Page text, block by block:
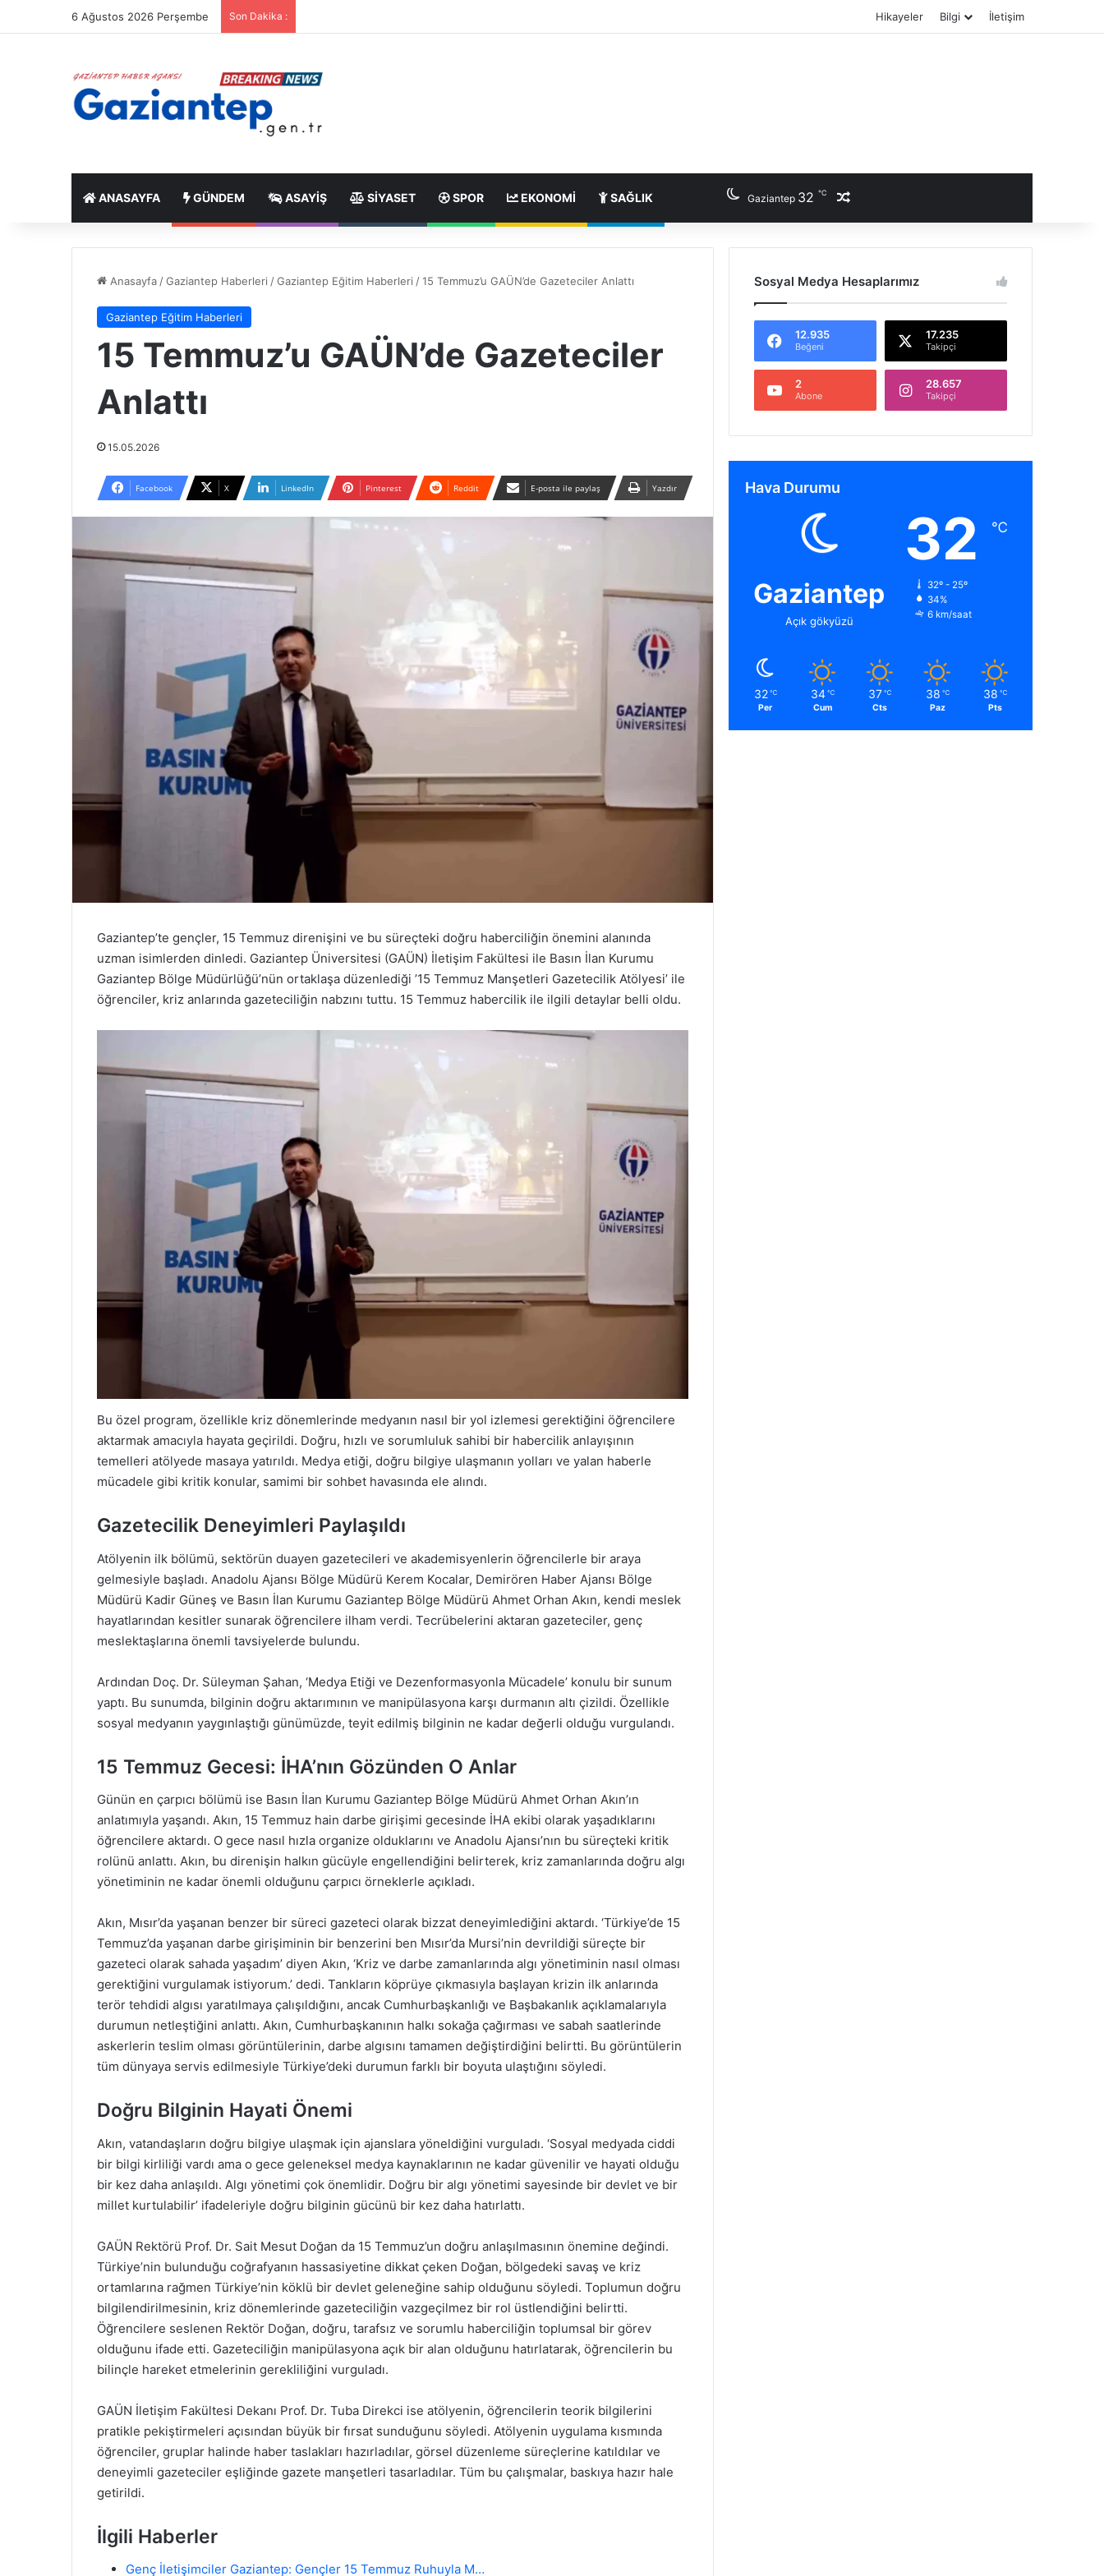
6 Ağustos 2026 Perşembe Son Dakika : Hikayeler Bilgi İletişim
ANASAYFA GÜNDEM ASAYIŞ SIYASET SPOR EKONOMI SAĞLIK Gaziantep 32 ℃
Anasayfa /Gaziantep Haberleri /Gaziantep Eğitim Haberleri /15 Temmuz’u GAÜN’de Gazeteciler Anlattı
Gaziantep Eğitim Haberleri
15 Temmuz’u GAÜN’de Gazeteciler
Anlattı
15.05.2026
Facebook X LinkedIn Pinterest Reddit E-posta ile paylaş Yazdır
Gaziantep’te gençler, 15 Temmuz direnişini ve bu süreçteki doğru haberciliğin önemini alanında
uzman isimlerden dinledi. Gaziantep Üniversitesi (GAÜN) İletişim Fakültesi ile Basın İlan Kurumu
Gaziantep Bölge Müdürlüğü’nün ortaklaşa düzenlediği ’15 Temmuz Manşetleri Gazetecilik Atölyesi’ ile
öğrenciler, kriz anlarında gazeteciliğin nabzını tuttu. 15 Temmuz habercilik ile ilgili detaylar belli oldu.
Bu özel program, özellikle kriz dönemlerinde medyanın nasıl bir yol izlemesi gerektiğini öğrencilere
aktarmak amacıyla hayata geçirildi. Doğru, hızlı ve sorumluluk sahibi bir habercilik anlayışının
temelleri atölyede masaya yatırıldı. Medya etiği, doğru bilgiye ulaşmanın yolları ve yalan haberle
mücadele gibi kritik konular, samimi bir sohbet havasında ele alındı.
Gazetecilik Deneyimleri Paylaşıldı
Atölyenin ilk bölümü, sektörün duayen gazetecileri ve akademisyenlerin öğrencilerle bir araya
gelmesiyle başladı. Anadolu Ajansı Bölge Müdürü Kerem Kocalar, Demirören Haber Ajansı Bölge
Müdürü Kadir Güneş ve Basın İlan Kurumu Gaziantep Bölge Müdürü Ahmet Orhan Akın, kendi meslek
hayatlarından kesitler sunarak öğrencilere ilham verdi. Tecrübelerini aktaran gazeteciler, genç
meslektaşlarına önemli tavsiyelerde bulundu.
Ardından Doç. Dr. Süleyman Şahan, ‘Medya Etiği ve Dezenformasyonla Mücadele’ konulu bir sunum
yaptı. Bu sunumda, bilginin doğru aktarımının ve manipülasyona karşı durmanın altı çizildi. Özellikle
sosyal medyanın yaygınlaştığı günümüzde, teyit edilmiş bilginin ne kadar değerli olduğu vurgulandı.
15 Temmuz Gecesi: İHA’nın Gözünden O Anlar
Günün en çarpıcı bölümü ise Basın İlan Kurumu Gaziantep Bölge Müdürü Ahmet Orhan Akın’ın
anlatımıyla yaşandı. Akın, 15 Temmuz hain darbe girişimi gecesinde İHA ekibi olarak yaşadıklarını
öğrencilere aktardı. O gece nasıl hızla organize olduklarını ve Anadolu Ajansı’nın bu süreçteki kritik
rolünü anlattı. Akın, bu direnişin halkın gücüyle engellendiğini belirterek, kriz zamanlarında doğru algı
yönetiminin ne kadar önemli olduğunu çarpıcı örneklerle açıkladı.
Akın, Mısır’da yaşanan benzer bir süreci gazeteci olarak bizzat deneyimlediğini aktardı. ‘Türkiye’de 15
Temmuz’da yaşanan darbe girişiminin bir benzerini ben Mısır’da Mursi’nin devrildiği süreçte bir
gazeteci olarak sahada yaşadım’ diyen Akın, ‘Kriz ve darbe zamanlarında algı yönetiminin nasıl olması
gerektiğini vurgulamak istiyorum.’ dedi. Tankların köprüye çıkmasıyla başlayan krizin ilk anlarında
terör tehdidi algısı yaratılmaya çalışıldığını, ancak Cumhurbaşkanlığı ve Başbakanlık açıklamalarıyla
durumun netleştiğini anlattı. Akın, Cumhurbaşkanının halkı sokağa çağırması ve sabah saatlerinde
askerlerin teslim olması görüntülerinin, darbe algısını tamamen değiştirdiğini belirtti. Bu görüntülerin
tüm dünyaya servis edilmesiyle Türkiye’deki durumun farklı bir boyuta ulaştığını söyledi.
Doğru Bilginin Hayati Önemi
Akın, vatandaşların doğru bilgiye ulaşmak için ajanslara yöneldiğini vurguladı. ‘Sosyal medyada ciddi
bir bilgi kirliliği vardı ama o gece geleneksel medya kaynaklarının ne kadar güvenilir ve hayati olduğu
bir kez daha anlaşıldı. Algı yönetimi çok önemlidir. Doğru bir algı yönetimi sayesinde bir devlet ve bir
millet kurtulabilir’ ifadeleriyle doğru bilginin gücünü bir kez daha hatırlattı.
GAÜN Rektörü Prof. Dr. Sait Mesut Doğan da 15 Temmuz’un doğru anlaşılmasının önemine değindi.
Türkiye’nin bulunduğu coğrafyanın hassasiyetine dikkat çeken Doğan, bölgedeki savaş ve kriz
ortamlarına rağmen Türkiye’nin köklü bir devlet geleneğine sahip olduğunu söyledi. Toplumun doğru
bilgilendirilmesinin, kriz dönemlerinde gazeteciliğin vazgeçilmez bir rol üstlendiğini belirtti.
Öğrencilere seslenen Rektör Doğan, doğru, tarafsız ve sorumlu haberciliğin toplumsal bir görev
olduğunu ifade etti. Gazeteciliğin manipülasyona açık bir alan olduğunu hatırlatarak, öğrencilerin bu
bilinçle hareket etmelerinin gerekliliğini vurguladı.
GAÜN İletişim Fakültesi Dekanı Prof. Dr. Tuba Direkci ise atölyenin, öğrencilerin teorik bilgilerini
pratikle pekiştirmeleri açısından büyük bir fırsat sunduğunu söyledi. Atölyenin uygulama kısmında
öğrenciler, gruplar halinde haber taslakları hazırladılar, görsel düzenleme süreçlerine katıldılar ve
deneyimli gazeteciler eşliğinde gazete manşetleri tasarladılar. Tüm bu çalışmalar, baskıya hazır hale
getirildi.
İlgili Haberler
Genç İletişimciler Gaziantep: Gençler 15 Temmuz Ruhuyla M…
Sosyal Medya Hesaplarımız
12.935
Beğeni
17.235
Takipçi
2
Abone
28.657
Takipçi
Hava Durumu
Gaziantep
Açık gökyüzü
32 ℃
32º - 25º
34%
6 km/saat
32 ℃
Per
34 ℃
Cum
37 ℃
Cts
38 ℃
Paz
38 ℃
Pts